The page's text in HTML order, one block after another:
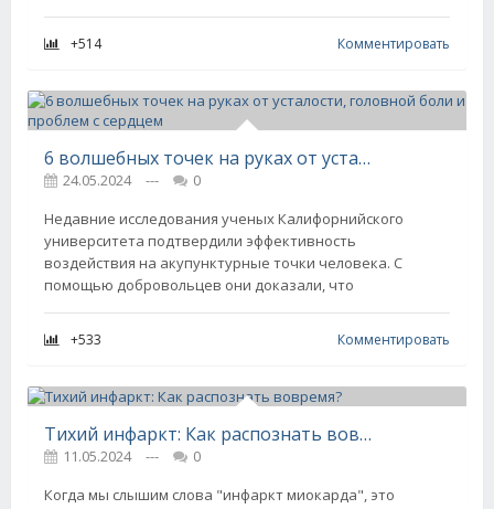
+514 Комментировать
6 волшебных точек на руках от усталости, головной боли и проблем с сердцем
24.05.2024 ---
0
Недавние исследования ученых Калифорнийского
университета подтвердили эффективность
воздействия на акупунктурные точки человека. С
помощью добровольцев они доказали, что
+533 Комментировать
Тихий инфаркт: Как распознать вовремя?
11.05.2024 ---
0
Когда мы слышим слова "инфаркт миокарда", это